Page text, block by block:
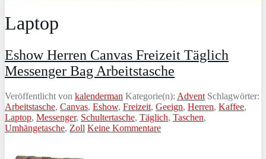
Laptop
Eshow Herren Canvas Freizeit Täglich
Messenger Bag Arbeitstasche
Veröffentlicht von kalenderman Kategorie(n): Advent Schlagwörter:
Arbeitstasche, Canvas, Eshow, Freizeit, Geeign, Herren, Kaffee,
Laptop, Messenger, Schultertasche, Täglich, Taschen,
Umhängetasche, Zoll Keine Kommentare